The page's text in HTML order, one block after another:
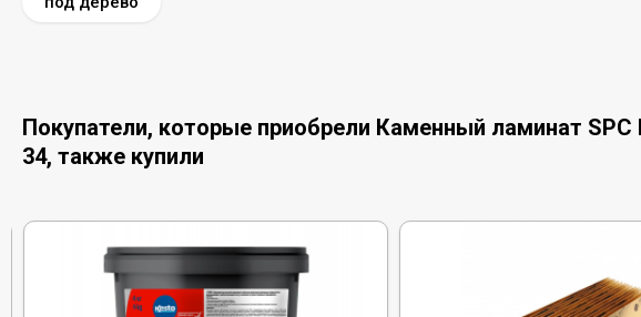
Покупатели, которые приобрели Каменный ламинат SPC
34, также купили